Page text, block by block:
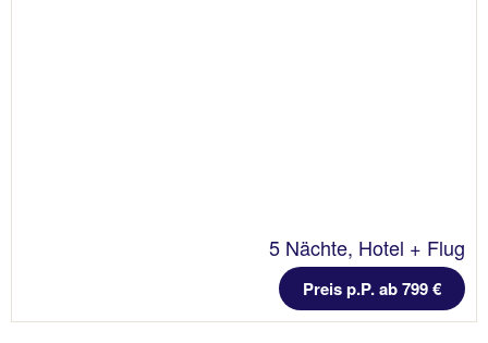
5 Nächte, Hotel + Flug
Preis p.P. ab 799 €